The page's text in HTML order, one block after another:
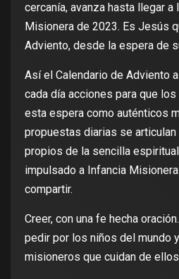
cercanía, avanza hasta llegar
Misionera de 2023. Es Jesús
Adviento, desde la espera de
Así el Calendario de Adviento
cada día acciones para que
esta espera como auténticos
propuestas diarias se
propios de la sencilla
impulsado a Infancia
compartir.
Creer, con una fe hecha
pedir por los niños del mundo
misioneros que cuidan de